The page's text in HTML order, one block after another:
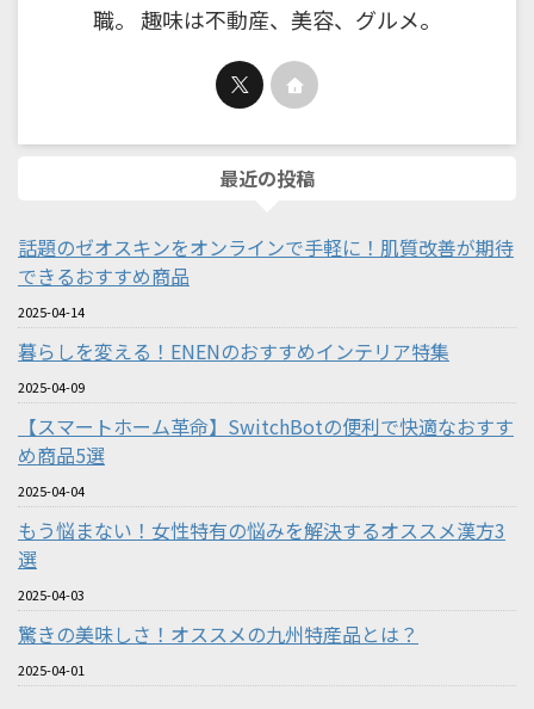
職。 趣味は不動産、美容、グルメ。
最近の投稿
話題のゼオスキンをオンラインで手軽に！肌質改善が期待
できるおすすめ商品
2025-04-14
暮らしを変える！ENENのおすすめインテリア特集
2025-04-09
【スマートホーム革命】SwitchBotの便利で快適なおすす
め商品5選
2025-04-04
もう悩まない！女性特有の悩みを解決するオススメ漢方3
選
2025-04-03
驚きの美味しさ！オススメの九州特産品とは？
2025-04-01